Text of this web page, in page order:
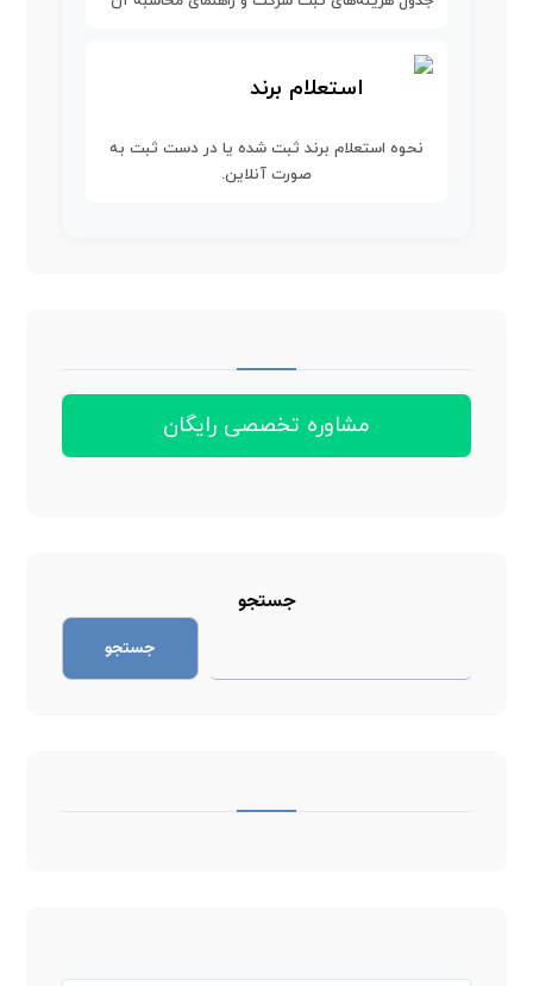
استعلام برند
نحوه استعلام برند ثبت شده یا در دست ثبت به
صورت آنلاین.
مشاوره تخصصی رایگان
جستجو
جستجو